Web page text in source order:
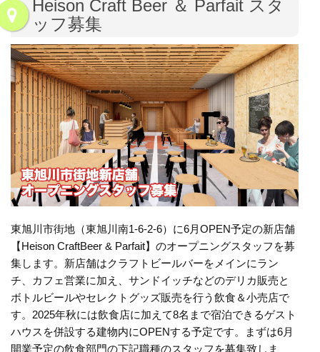
Heison Craft Beer ＆ Parfait スタ
ッフ募集
東旭川市街地（東旭川南1-6-2-6）に6月OPEN予定の新店舗
【Heison CraftBeer & Parfait】のオープニングスタッフを募
集します。新店舗はクラフトビールバーをメインにラン
チ、カフェ営業に加え、サンドイッチなどのデリカ販売と
ボトルビールやセレクトグッズ販売を行う飲食＆小売店で
す。2025年秋には飲食店に加えて8名まで宿泊できるゲスト
ハウスを併設する建物内にOPENする予定です。まずは6月
開業予定の飲食部門の下記職種のスタッフを募集致しま